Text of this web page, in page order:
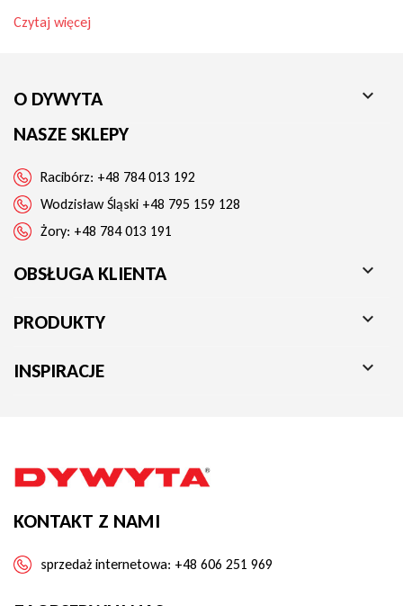
Czytaj więcej
O DYWYTA 
NASZE SKLEPY
Racibórz: +48 784 013 192
Wodzisław Śląski +48 795 159 128
Żory: +48 784 013 191
OBSŁUGA KLIENTA 
PRODUKTY 
INSPIRACJE 
KONTAKT Z NAMI
sprzedaż internetowa: +48 606 251 969